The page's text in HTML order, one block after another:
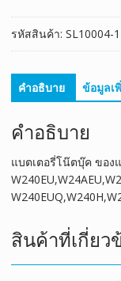
รหัสสินค้า: SL10004-
คำอธิบาย ข้อมูลเ
คำอธิบาย
แบตเตอรี่โน๊ตบุ๊ค ของแ
สินค้าที่เกี่ยว